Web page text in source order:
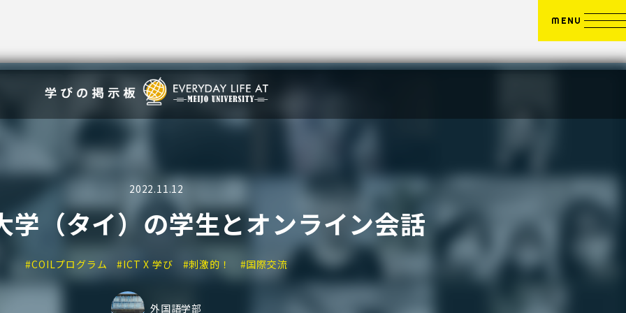
MENU
2022.11.12
学（タイ）の学生とオンライン会話
#COILプログラム #ICT X 学び #刺激的！ #国際交流
外国語学部